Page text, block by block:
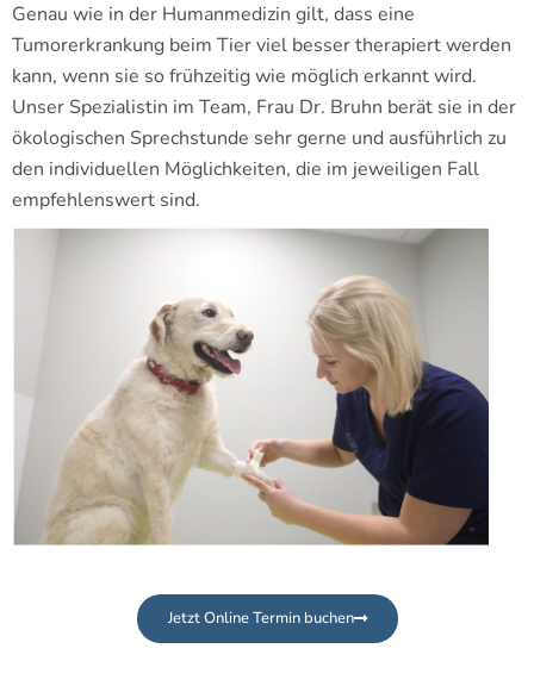
Genau wie in der Humanmedizin gilt, dass eine
Tumorerkrankung beim Tier viel besser therapiert werden
kann, wenn sie so frühzeitig wie möglich erkannt wird.
Unser Spezialistin im Team, Frau Dr. Bruhn berät sie in der
ökologischen Sprechstunde sehr gerne und ausführlich zu
den individuellen Möglichkeiten, die im jeweiligen Fall
empfehlenswert sind.
Jetzt Online Termin buchen